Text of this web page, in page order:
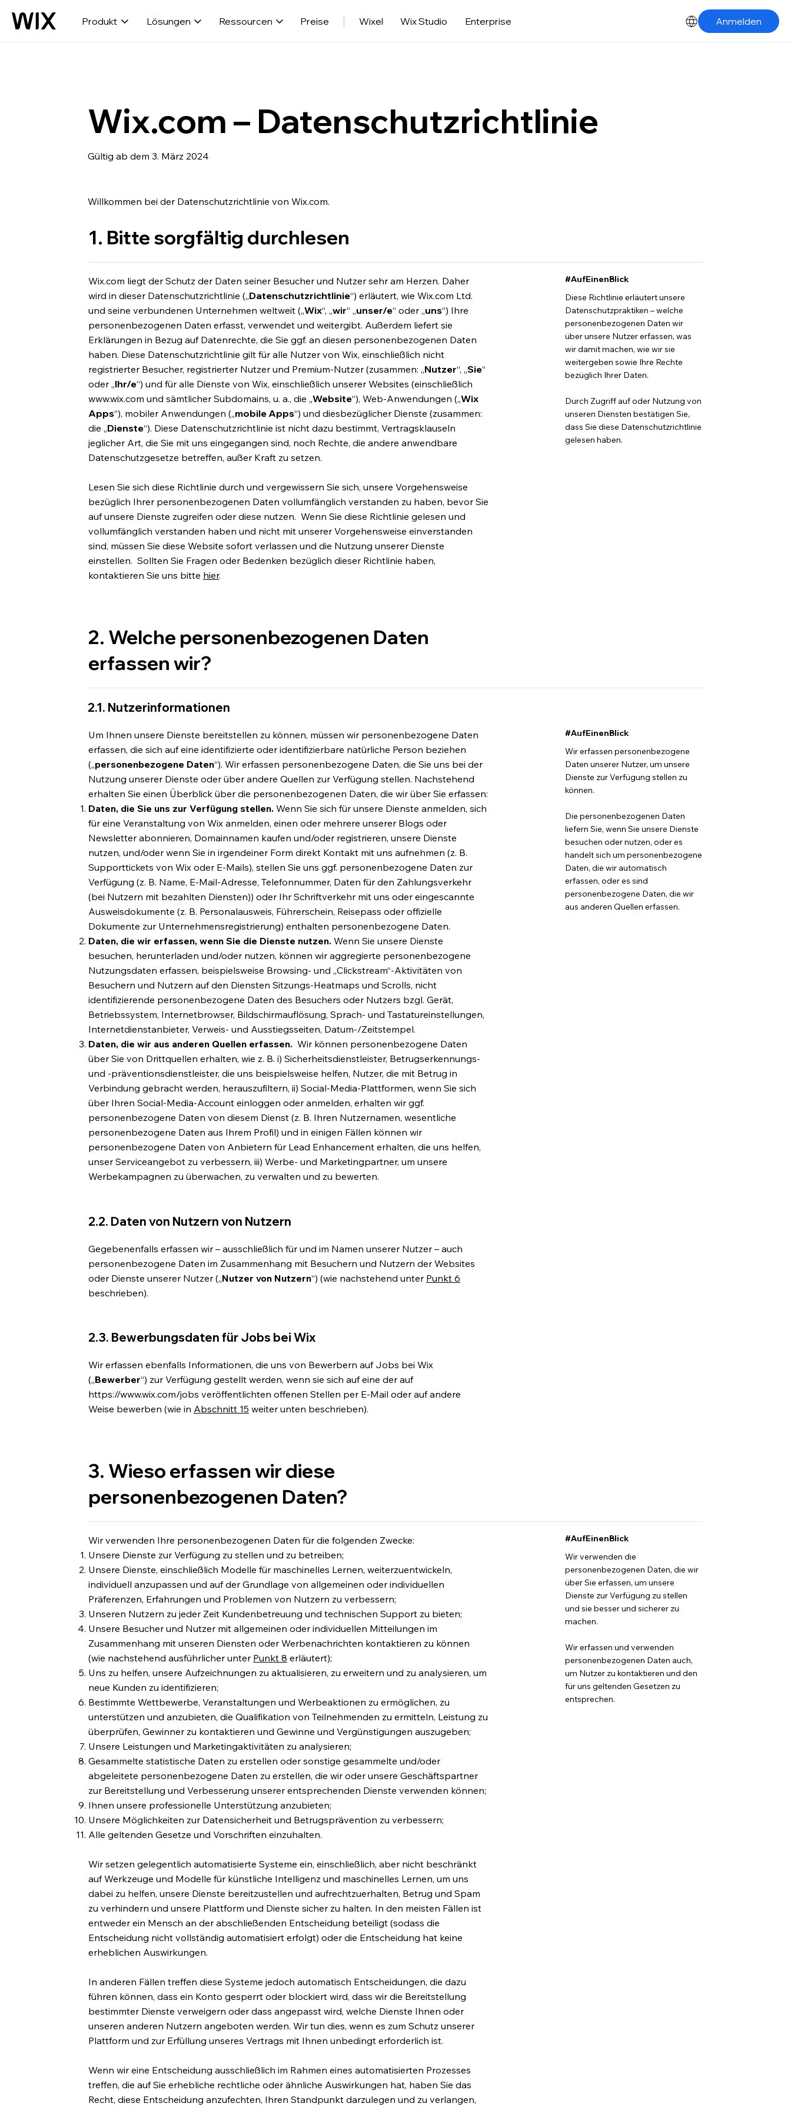
Produkt Lösungen Ressourcen Preise Wixel Wix Studio Enterprise Anmelden
Wix.com – Datenschutzrichtlinie
Gültig ab dem 3. März 2024
Willkommen bei der Datenschutzrichtlinie von Wix.com.
1. Bitte sorgfältig durchlesen
Wix.com liegt der Schutz der Daten seiner Besucher und Nutzer sehr am Herzen. Daher
wird in dieser Datenschutzrichtlinie („Datenschutzrichtlinie“) erläutert, wie Wix.com Ltd.
und seine verbundenen Unternehmen weltweit („Wix“, „wir“ „unser/e“ oder „uns“) Ihre
personenbezogenen Daten erfasst, verwendet und weitergibt. Außerdem liefert sie
Erklärungen in Bezug auf Datenrechte, die Sie ggf. an diesen personenbezogenen Daten
haben. Diese Datenschutzrichtlinie gilt für alle Nutzer von Wix, einschließlich nicht
registrierter Besucher, registrierter Nutzer und Premium-Nutzer (zusammen: „Nutzer“, „Sie“
oder „Ihr/e“) und für alle Dienste von Wix, einschließlich unserer Websites (einschließlich
www.wix.com und sämtlicher Subdomains, u. a., die „Website“), Web-Anwendungen („Wix
Apps“), mobiler Anwendungen („mobile Apps“) und diesbezüglicher Dienste (zusammen:
die „Dienste“). Diese Datenschutzrichtlinie ist nicht dazu bestimmt, Vertragsklauseln
jeglicher Art, die Sie mit uns eingegangen sind, noch Rechte, die andere anwendbare
Datenschutzgesetze betreffen, außer Kraft zu setzen.
Lesen Sie sich diese Richtlinie durch und vergewissern Sie sich, unsere Vorgehensweise
bezüglich Ihrer personenbezogenen Daten vollumfänglich verstanden zu haben, bevor Sie
auf unsere Dienste zugreifen oder diese nutzen. Wenn Sie diese Richtlinie gelesen und
vollumfänglich verstanden haben und nicht mit unserer Vorgehensweise einverstanden
sind, müssen Sie diese Website sofort verlassen und die Nutzung unserer Dienste
einstellen. Sollten Sie Fragen oder Bedenken bezüglich dieser Richtlinie haben,
kontaktieren Sie uns bitte hier.
#AufEinenBlick
Diese Richtlinie erläutert unsere
Datenschutzpraktiken – welche
personenbezogenen Daten wir
über unsere Nutzer erfassen, was
wir damit machen, wie wir sie
weitergeben sowie Ihre Rechte
bezüglich Ihrer Daten.
Durch Zugriff auf oder Nutzung von
unseren Diensten bestätigen Sie,
dass Sie diese Datenschutzrichtlinie
gelesen haben.
2. Welche personenbezogenen Daten
erfassen wir?
2.1. Nutzerinformationen
Um Ihnen unsere Dienste bereitstellen zu können, müssen wir personenbezogene Daten
erfassen, die sich auf eine identifizierte oder identifizierbare natürliche Person beziehen
(„personenbezogene Daten“). Wir erfassen personenbezogene Daten, die Sie uns bei der
Nutzung unserer Dienste oder über andere Quellen zur Verfügung stellen. Nachstehend
erhalten Sie einen Überblick über die personenbezogenen Daten, die wir über Sie erfassen:
Daten, die Sie uns zur Verfügung stellen. Wenn Sie sich für unsere Dienste anmelden, sich
für eine Veranstaltung von Wix anmelden, einen oder mehrere unserer Blogs oder
Newsletter abonnieren, Domainnamen kaufen und/oder registrieren, unsere Dienste
nutzen, und/oder wenn Sie in irgendeiner Form direkt Kontakt mit uns aufnehmen (z. B.
Supporttickets von Wix oder E-Mails), stellen Sie uns ggf. personenbezogene Daten zur
Verfügung (z. B. Name, E-Mail-Adresse, Telefonnummer, Daten für den Zahlungsverkehr
(bei Nutzern mit bezahlten Diensten)) oder Ihr Schriftverkehr mit uns oder eingescannte
Ausweisdokumente (z. B. Personalausweis, Führerschein, Reisepass oder offizielle
Dokumente zur Unternehmensregistrierung) enthalten personenbezogene Daten.
Daten, die wir erfassen, wenn Sie die Dienste nutzen. Wenn Sie unsere Dienste
besuchen, herunterladen und/oder nutzen, können wir aggregierte personenbezogene
Nutzungsdaten erfassen, beispielsweise Browsing- und „Clickstream“-Aktivitäten von
Besuchern und Nutzern auf den Diensten Sitzungs-Heatmaps und Scrolls, nicht
identifizierende personenbezogene Daten des Besuchers oder Nutzers bzgl. Gerät,
Betriebssystem, Internetbrowser, Bildschirmauflösung, Sprach- und Tastatureinstellungen,
Internetdienstanbieter, Verweis- und Ausstiegsseiten, Datum-/Zeitstempel.
Daten, die wir aus anderen Quellen erfassen. Wir können personenbezogene Daten
über Sie von Drittquellen erhalten, wie z. B. i) Sicherheitsdienstleister, Betrugserkennungs-
und -präventionsdienstleister, die uns beispielsweise helfen, Nutzer, die mit Betrug in
Verbindung gebracht werden, herauszufiltern, ii) Social-Media-Plattformen, wenn Sie sich
über Ihren Social-Media-Account einloggen oder anmelden, erhalten wir ggf.
personenbezogene Daten von diesem Dienst (z. B. Ihren Nutzernamen, wesentliche
personenbezogene Daten aus Ihrem Profil) und in einigen Fällen können wir
personenbezogene Daten von Anbietern für Lead Enhancement erhalten, die uns helfen,
unser Serviceangebot zu verbessern, iii) Werbe- und Marketingpartner, um unsere
Werbekampagnen zu überwachen, zu verwalten und zu bewerten.
#AufEinenBlick
Wir erfassen personenbezogene
Daten unserer Nutzer, um unsere
Dienste zur Verfügung stellen zu
können.
Die personenbezogenen Daten
liefern Sie, wenn Sie unsere Dienste
besuchen oder nutzen, oder es
handelt sich um personenbezogene
Daten, die wir automatisch
erfassen, oder es sind
personenbezogene Daten, die wir
aus anderen Quellen erfassen.
2.2. Daten von Nutzern von Nutzern
Gegebenenfalls erfassen wir – ausschließlich für und im Namen unserer Nutzer – auch
personenbezogene Daten im Zusammenhang mit Besuchern und Nutzern der Websites
oder Dienste unserer Nutzer („Nutzer von Nutzern“) (wie nachstehend unter Punkt 6
beschrieben).
2.3. Bewerbungsdaten für Jobs bei Wix
Wir erfassen ebenfalls Informationen, die uns von Bewerbern auf Jobs bei Wix
(„Bewerber“) zur Verfügung gestellt werden, wenn sie sich auf eine der auf
https://www.wix.com/jobs veröffentlichten offenen Stellen per E-Mail oder auf andere
Weise bewerben (wie in Abschnitt 15 weiter unten beschrieben).
3. Wieso erfassen wir diese
personenbezogenen Daten?
Wir verwenden Ihre personenbezogenen Daten für die folgenden Zwecke:
Unsere Dienste zur Verfügung zu stellen und zu betreiben;
Unsere Dienste, einschließlich Modelle für maschinelles Lernen, weiterzuentwickeln,
individuell anzupassen und auf der Grundlage von allgemeinen oder individuellen
Präferenzen, Erfahrungen und Problemen von Nutzern zu verbessern;
Unseren Nutzern zu jeder Zeit Kundenbetreuung und technischen Support zu bieten;
Unsere Besucher und Nutzer mit allgemeinen oder individuellen Mitteilungen im
Zusammenhang mit unseren Diensten oder Werbenachrichten kontaktieren zu können
(wie nachstehend ausführlicher unter Punkt 8 erläutert);
Uns zu helfen, unsere Aufzeichnungen zu aktualisieren, zu erweitern und zu analysieren, um
neue Kunden zu identifizieren;
Bestimmte Wettbewerbe, Veranstaltungen und Werbeaktionen zu ermöglichen, zu
unterstützen und anzubieten, die Qualifikation von Teilnehmenden zu ermitteln, Leistung zu
überprüfen, Gewinner zu kontaktieren und Gewinne und Vergünstigungen auszugeben;
Unsere Leistungen und Marketingaktivitäten zu analysieren;
Gesammelte statistische Daten zu erstellen oder sonstige gesammelte und/oder
abgeleitete personenbezogene Daten zu erstellen, die wir oder unsere Geschäftspartner
zur Bereitstellung und Verbesserung unserer entsprechenden Dienste verwenden können;
Ihnen unsere professionelle Unterstützung anzubieten;
Unsere Möglichkeiten zur Datensicherheit und Betrugsprävention zu verbessern;
Alle geltenden Gesetze und Vorschriften einzuhalten.
Wir setzen gelegentlich automatisierte Systeme ein, einschließlich, aber nicht beschränkt
auf Werkzeuge und Modelle für künstliche Intelligenz und maschinelles Lernen, um uns
dabei zu helfen, unsere Dienste bereitzustellen und aufrechtzuerhalten, Betrug und Spam
zu verhindern und unsere Plattform und Dienste sicher zu halten. In den meisten Fällen ist
entweder ein Mensch an der abschließenden Entscheidung beteiligt (sodass die
Entscheidung nicht vollständig automatisiert erfolgt) oder die Entscheidung hat keine
erheblichen Auswirkungen.
In anderen Fällen treffen diese Systeme jedoch automatisch Entscheidungen, die dazu
führen können, dass ein Konto gesperrt oder blockiert wird, dass wir die Bereitstellung
bestimmter Dienste verweigern oder dass angepasst wird, welche Dienste Ihnen oder
unseren anderen Nutzern angeboten werden. Wir tun dies, wenn es zum Schutz unserer
Plattform und zur Erfüllung unseres Vertrags mit Ihnen unbedingt erforderlich ist.
Wenn wir eine Entscheidung ausschließlich im Rahmen eines automatisierten Prozesses
treffen, die auf Sie erhebliche rechtliche oder ähnliche Auswirkungen hat, haben Sie das
Recht, diese Entscheidung anzufechten, Ihren Standpunkt darzulegen und zu verlangen,
#AufEinenBlick
Wir verwenden die
personenbezogenen Daten, die wir
über Sie erfassen, um unsere
Dienste zur Verfügung zu stellen
und sie besser und sicherer zu
machen.
Wir erfassen und verwenden
personenbezogenen Daten auch,
um Nutzer zu kontaktieren und den
für uns geltenden Gesetzen zu
entsprechen.